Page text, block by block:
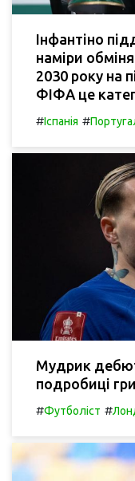
Інфантіно
наміри
2030 року на
ФІФА це
#Іспанія #
Мудрик
подробиці
#Футболіст #